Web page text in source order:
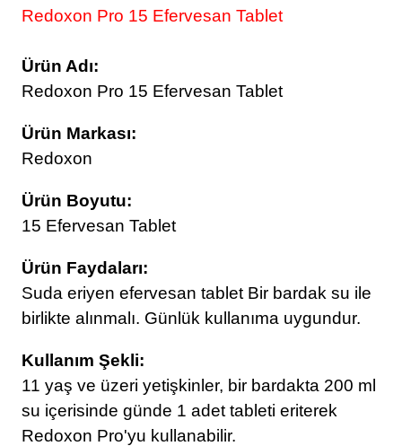
Redoxon Pro 15 Efervesan Tablet
Ürün Adı:
Redoxon Pro 15 Efervesan Tablet
Ürün Markası:
Redoxon
Ürün Boyutu:
15 Efervesan Tablet
Ürün Faydaları:
Suda eriyen efervesan tablet Bir bardak su ile
birlikte alınmalı. Günlük kullanıma uygundur.
Kullanım Şekli:
11 yaş ve üzeri yetişkinler, bir bardakta 200 ml
su içerisinde günde 1 adet tableti eriterek
Redoxon Pro'yu kullanabilir.